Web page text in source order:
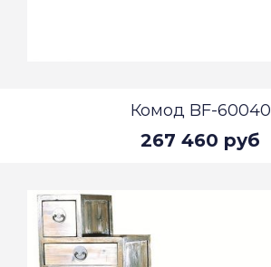
Комод BF-60040
267 460 руб